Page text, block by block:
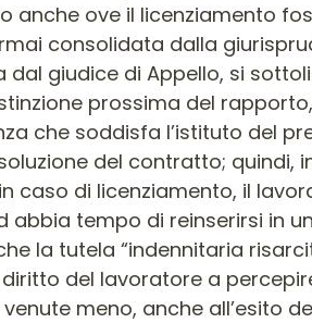
anche ove il licenziamento
consolidata dalla
giudice di Appello, si
prossima del
che soddisfa l’istituto del
del contratto; quindi,
caso di licenziamento, il
tempo di reinserirsi in
la tutela “indennitaria
del lavoratore a
meno, anche all’esito